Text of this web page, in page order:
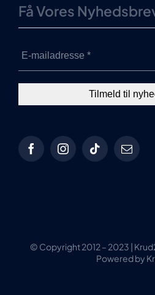
Få Vores
© Copyright 2012 – 2023 |
Powered by